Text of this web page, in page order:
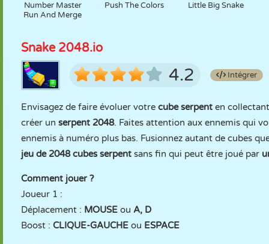
Number Master
Run And Merge
Push The Colors Little Big Snake
Snake 2048.io
4.2 Intégrer
Envisagez de faire évoluer votre cube serpent en
créer un serpent 2048. Faites attention aux ennemis qui
ennemis à numéro plus bas. Fusionnez autant de cubes
jeu de 2048 cubes serpent sans fin qui peut être joué par
Comment jouer ?
Joueur 1 :
Déplacement : MOUSE ou A, D
Boost : CLIQUE-GAUCHE ou ESPACE